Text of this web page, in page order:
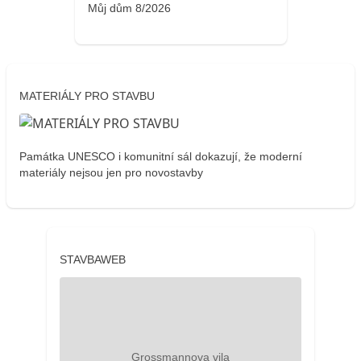
Můj dům 8/2026
MATERIÁLY PRO STAVBU
Památka UNESCO i komunitní sál dokazují, že moderní
materiály nejsou jen pro novostavby
STAVBAWEB